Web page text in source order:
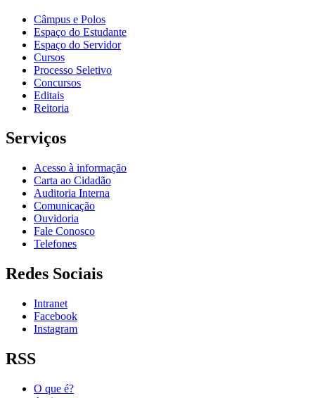
Câmpus e Polos
Espaço do Estudante
Espaço do Servidor
Cursos
Processo Seletivo
Concursos
Editais
Reitoria
Serviços
Acesso à informação
Carta ao Cidadão
Auditoria Interna
Comunicação
Ouvidoria
Fale Conosco
Telefones
Redes Sociais
Intranet
Facebook
Instagram
RSS
O que é?